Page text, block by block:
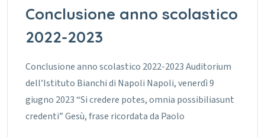
Conclusione anno scolastico
2022-2023
Conclusione anno scolastico 2022-2023 Auditorium
dell’Istituto Bianchi di Napoli Napoli, venerdì 9
giugno 2023 “Si credere potes, omnia possibiliasunt
credenti” Gesù, frase ricordata da Paolo